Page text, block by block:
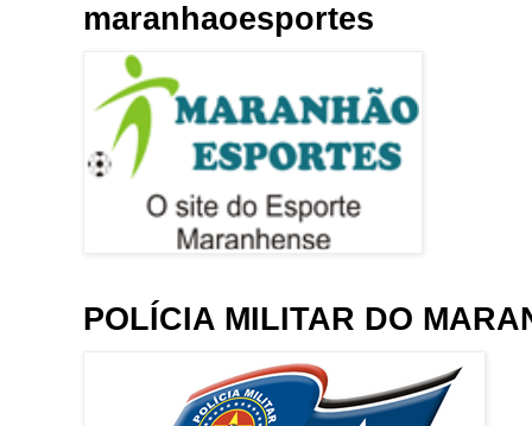
maranhaoesportes
POLÍCIA MILITAR DO